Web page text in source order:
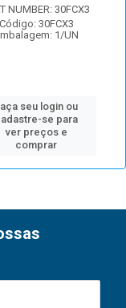
NUMBER: 30FCX3
Código: 30FCX3
1/UN
seu login ou
se para
ver preços e
comprar